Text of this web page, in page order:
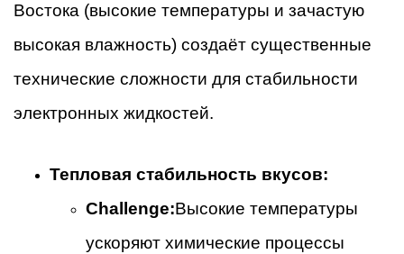
Востока (высокие температуры и зачастую
высокая влажность) создаёт существенные
технические сложности для стабильности
электронных жидкостей.
Тепловая стабильность вкусов:
Challenge:Высокие температуры
ускоряют химические процессы